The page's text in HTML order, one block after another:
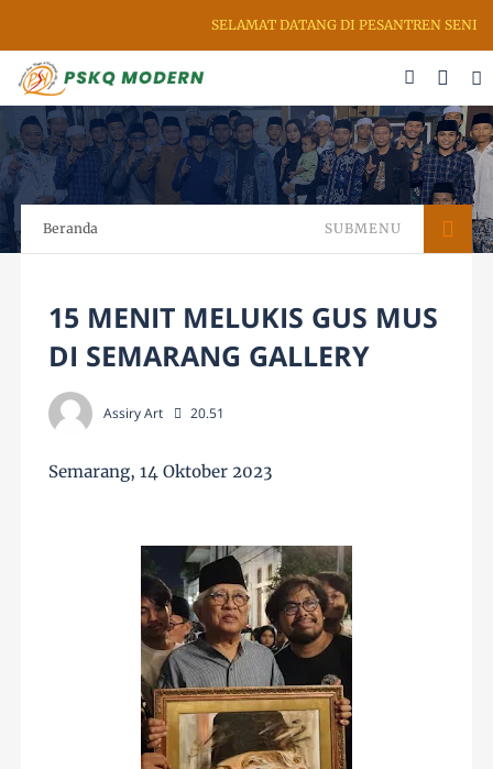
SELAMAT DATANG DI PESANTREN SENI
Beranda SUBMENU
15 MENIT MELUKIS GUS MUS
DI SEMARANG GALLERY
Assiry Art 20.51
Semarang, 14 Oktober 2023